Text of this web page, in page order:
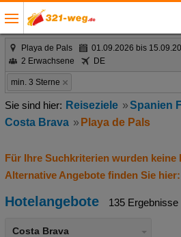
Playa de Pals
01.09.2026 bis
2 Erwachsene
DE
min. 3 Sterne
Reiseziele
Spanien
Costa Brava
Playa de Pals
Für Ihre Suchkriterien wurden keine
Alternative Angebote finden Sie hier:
Hotelangebote 135 Ergebnisse
Costa Brava